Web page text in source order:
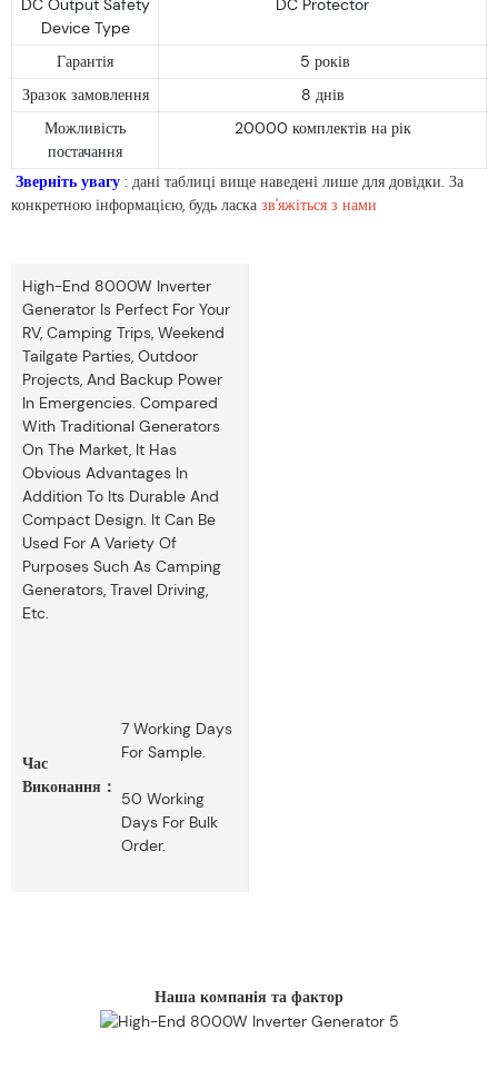
DC Output Safety
Device Type
DC Protector
Гарантія
5 років
Зразок замовлення
8 днів
Можливість
постачання
20000 комплектів на рік
Зверніть увагу : дані таблиці вище наведені лише для довідки. За
конкретною інформацією, будь ласка зв'яжіться з нами
High-End 8000W Inverter
Generator Is Perfect For Your
RV, Camping Trips, Weekend
Tailgate Parties, Outdoor
Projects, And Backup Power
In Emergencies. Compared
With Traditional Generators
On The Market, It Has
Obvious Advantages In
Addition To Its Durable And
Compact Design. It Can Be
Used For A Variety Of
Purposes Such As Camping
Generators, Travel Driving,
Etc.
Час
Виконання：
7 Working Days
For Sample.
50 Working
Days For Bulk
Order.
Наша компанія та фактор